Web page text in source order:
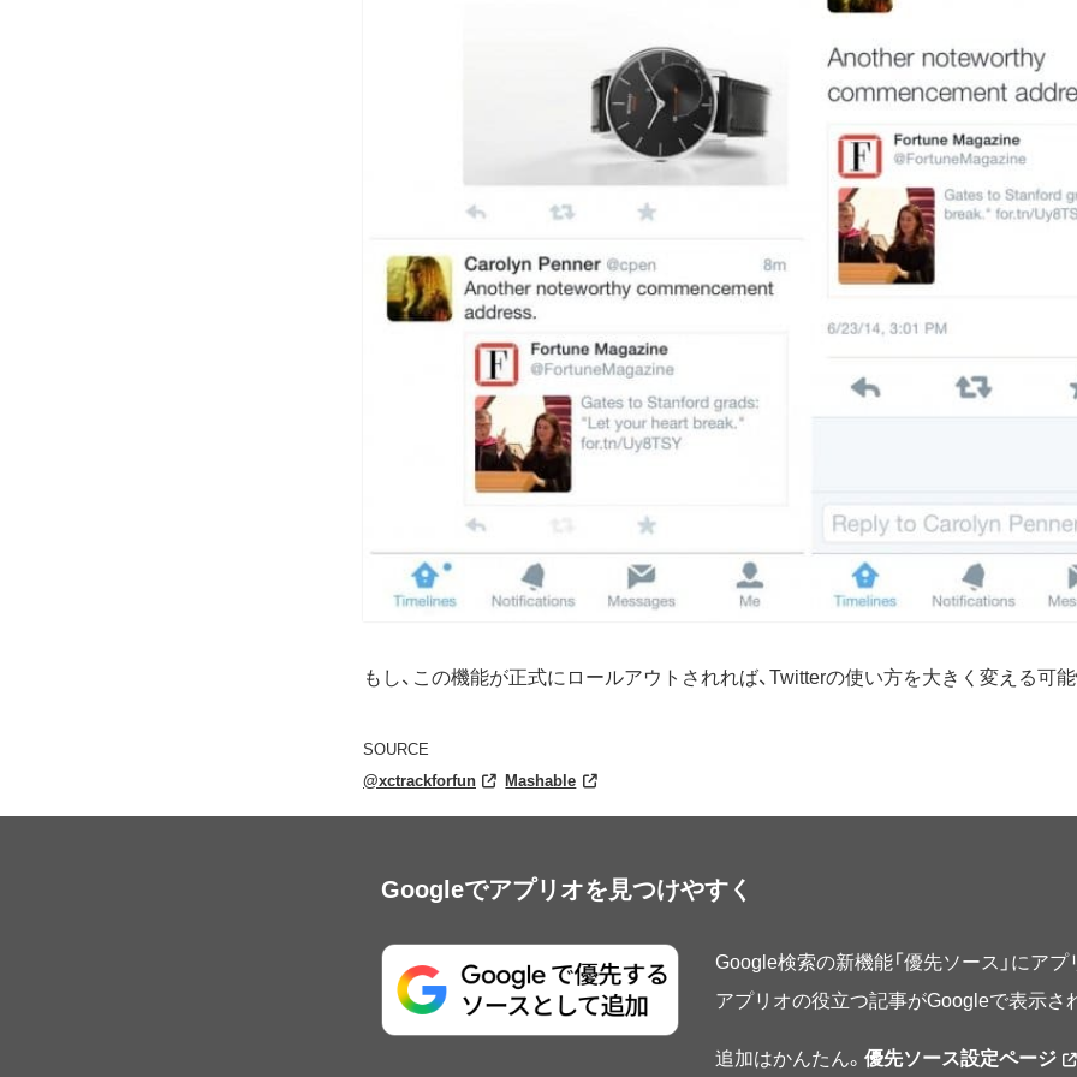
もし、この機能が正式にロールアウトされれば、Twitterの使い方を大きく変える可
SOURCE
@xctrackforfun
Mashable
Googleでアプリオを見つけやすく
Google検索の新機能「優先ソース」にアプ
アプリオの役立つ記事がGoogleで表示さ
追加はかんたん。 優先ソース設定ページ